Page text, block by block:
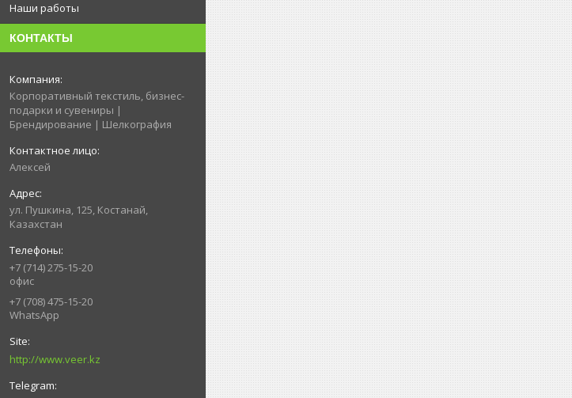
Наши работы
КОНТАКТЫ
Корпоративный текстиль, бизнес-
подарки и сувениры |
Брендирование | Шелкография
Алексей
ул. Пушкина, 125, Костанай,
Казахстан
+7 (714) 275-15-20
офис
+7 (708) 475-15-20
WhatsApp
http://www.veer.kz